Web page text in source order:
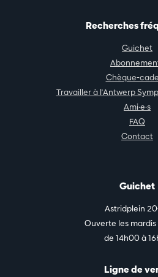
Recherches
Guichet
Chèque-
Travailler à l'Antwerp
Ami·e·s
FAQ
Contact
Guichet
Astridplein
Ouverte les
de 14h00 à
Ligne de